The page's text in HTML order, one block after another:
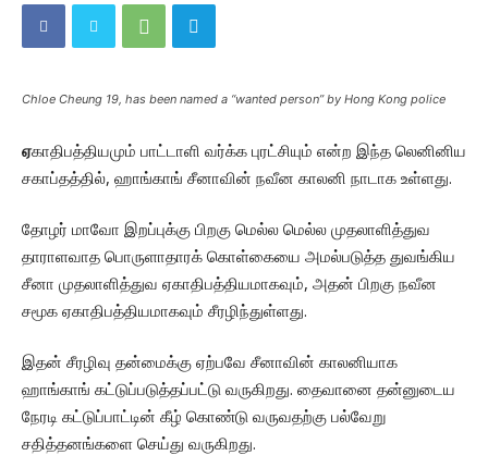
Chloe Cheung 19, has been named a “wanted person” by Hong Kong police
ஏகாதிபத்தியமும் பாட்டாளி வர்க்க புரட்சியும் என்ற இந்த லெனினிய
சகாப்தத்தில், ஹாங்காங் சீனாவின் நவீன காலனி நாடாக உள்ளது.
தோழர் மாவோ இறப்புக்கு பிறகு மெல்ல மெல்ல முதலாளித்துவ
தாராளவாத பொருளாதாரக் கொள்கையை அமல்படுத்த துவங்கிய
சீனா முதலாளித்துவ ஏகாதிபத்தியமாகவும், அதன் பிறகு நவீன
சமூக ஏகாதிபத்தியமாகவும் சீரழிந்துள்ளது.
இதன் சீரழிவு தன்மைக்கு ஏற்பவே சீனாவின் காலனியாக
ஹாங்காங் கட்டுப்படுத்தப்பட்டு வருகிறது. தைவானை தன்னுடைய
நேரடி கட்டுப்பாட்டின் கீழ் கொண்டு வருவதற்கு பல்வேறு
சதித்தனங்களை செய்து வருகிறது.